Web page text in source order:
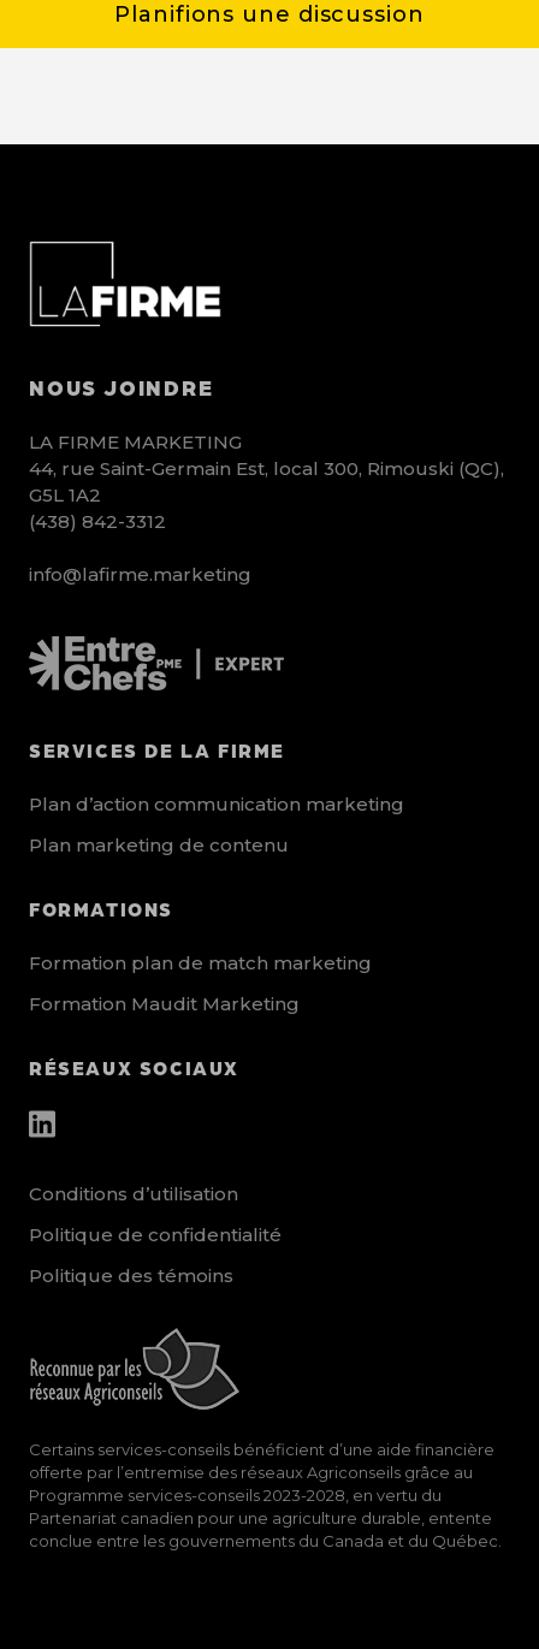
Planifions une discussion
NOUS JOINDRE
LA FIRME MARKETING
44, rue Saint-Germain Est, local 300, Rimouski (QC),
G5L 1A2
(438) 842-3312
info@lafirme.marketing
SERVICES DE LA FIRME
Plan d’action communication marketing
Plan marketing de contenu
FORMATIONS
Formation plan de match marketing
Formation Maudit Marketing
RÉSEAUX SOCIAUX
other_social_urls
Conditions d’utilisation
Politique de confidentialité
Politique des témoins
Certains services-conseils bénéficient d’une aide financière
offerte par l’entremise des réseaux Agriconseils grâce au
Programme services-conseils 2023-2028, en vertu du
Partenariat canadien pour une agriculture durable, entente
conclue entre les gouvernements du Canada et du Québec.